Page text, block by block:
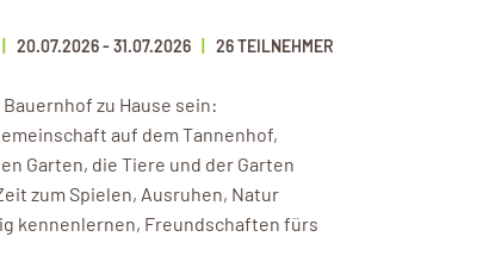
20.07.2026- 31.07.2026 26 TEILNEHMER
zu Hause sein:
auf dem Tannenhof,
Garten, die Tiere und der Garten
zum Spielen, Ausruhen, Natur
kennenlernen, Freundschaften fürs